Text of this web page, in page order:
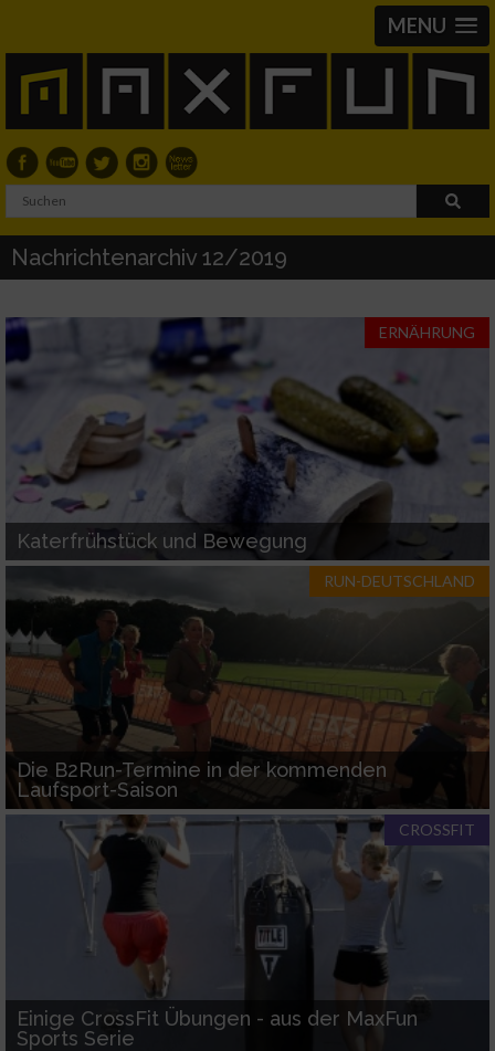
MENU
Nachrichtenarchiv 12/2019
ERNÄHRUNG
Katerfrühstück und Bewegung
RUN-DEUTSCHLAND
Die B2Run-Termine in der kommenden
Laufsport-Saison
CROSSFIT
Einige CrossFit Übungen - aus der MaxFun
Sports Serie